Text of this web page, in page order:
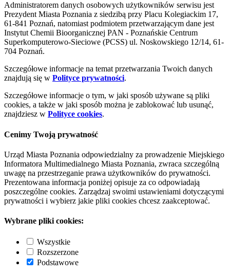
Administratorem danych osobowych użytkowników serwisu jest
Prezydent Miasta Poznania z siedzibą przy Placu Kolegiackim 17,
61-841 Poznań, natomiast podmiotem przetwarzającym dane jest
Instytut Chemii Bioorganicznej PAN - Poznańskie Centrum
Superkomputerowo-Sieciowe (PCSS) ul. Noskowskiego 12/14, 61-
704 Poznań.
Szczegółowe informacje na temat przetwarzania Twoich danych
znajdują się w Polityce prywatności.
Szczegółowe informacje o tym, w jaki sposób używane są pliki
cookies, a także w jaki sposób można je zablokować lub usunąć,
znajdziesz w Polityce cookies.
Cenimy Twoją prywatność
Urząd Miasta Poznania odpowiedzialny za prowadzenie Miejskiego
Informatora Multimedialnego Miasta Poznania, zwraca szczególną
uwagę na przestrzeganie prawa użytkowników do prywatności.
Prezentowana informacja poniżej opisuje za co odpowiadają
poszczególne cookies. Zarządzaj swoimi ustawieniami dotyczącymi
prywatności i wybierz jakie pliki cookies chcesz zaakceptować.
Wybrane pliki cookies:
Wszystkie
Rozszerzone
Podstawowe